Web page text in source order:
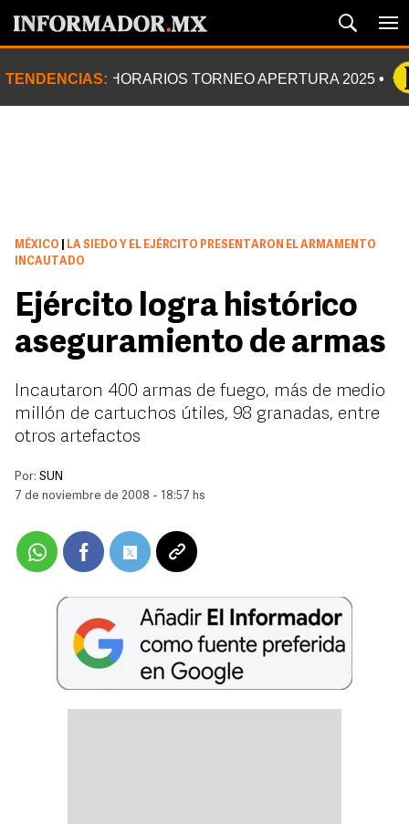
TENDENCIAS: HORARIOS TORNEO APERTURA 2025
MÉXICO
LA SIEDO Y EL EJÉRCITO PRESENTARON EL ARMAMENTO
INCAUTADO
Ejército logra histórico
aseguramiento de armas
Incautaron 400 armas de fuego, más de medio
millón de cartuchos útiles, 98 granadas, entre
otros artefactos
Por: SUN
7 de noviembre de 2008 - 18:57 hs